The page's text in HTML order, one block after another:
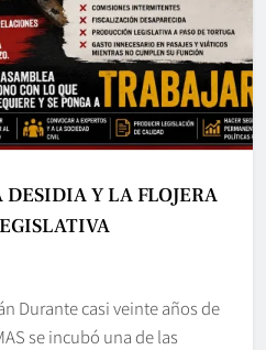
Y LA FLOJERA
Durante casi veinte años de
se incubó una de las